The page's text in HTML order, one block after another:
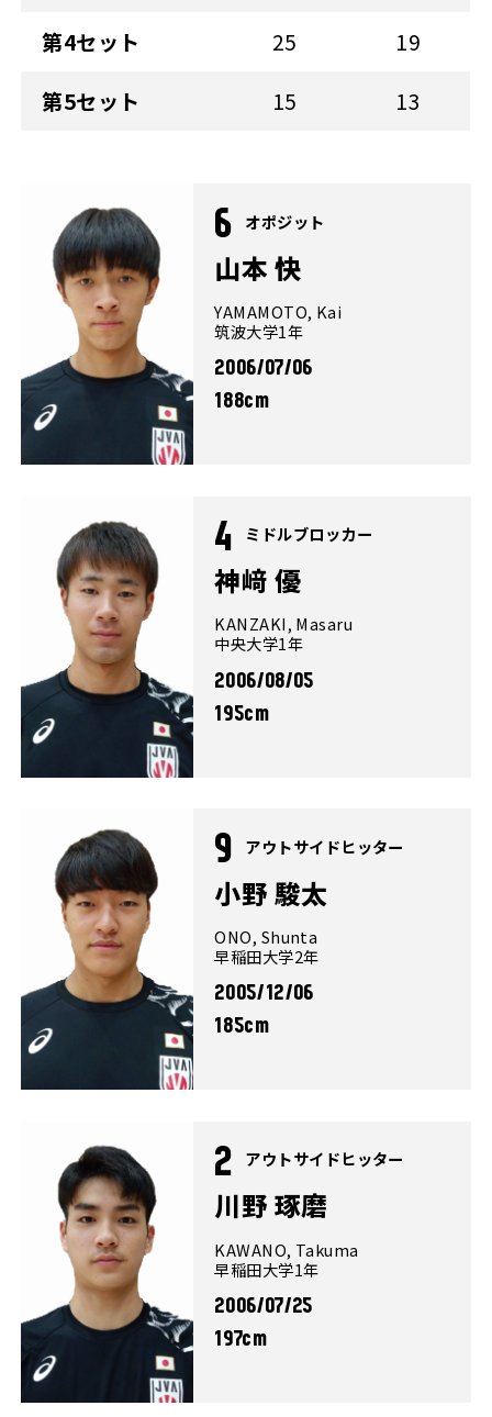
第4セット
25
19
第5セット
15 13
6 オポジット
山本 快
YAMAMOTO, Kai
筑波大学1年
2006/07/06
188cm
4 ミドルブロッカー
神﨑 優
KANZAKI, Masaru
中央大学1年
2006/08/05
195cm
9 アウトサイドヒッター
小野 駿太
ONO, Shunta
早稲田大学2年
2005/12/06
185cm
2 アウトサイドヒッター
川野 琢磨
KAWANO, Takuma
早稲田大学1年
2006/07/25
197cm